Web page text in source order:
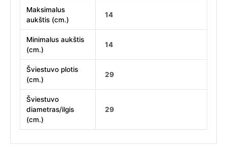
Maksimalus
aukštis (cm.)
14
Minimalus aukštis
(cm.)
14
Šviestuvo plotis
(cm.)
29
Šviestuvo
diametras/ilgis
(cm.)
29